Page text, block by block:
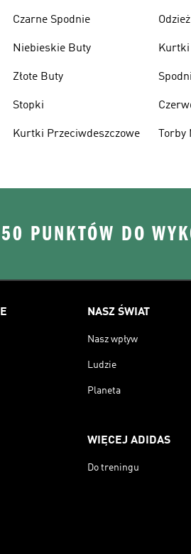
Czarne Spodnie
Niebieskie Buty
Złote Buty
Stopki
Kurtki Przeciwdeszczowe Torby
PUNKTÓW DO
NASZ ŚWIAT
Nasz wpływ
Ludzie
Planeta
WIĘCEJ ADIDAS
Do treningu